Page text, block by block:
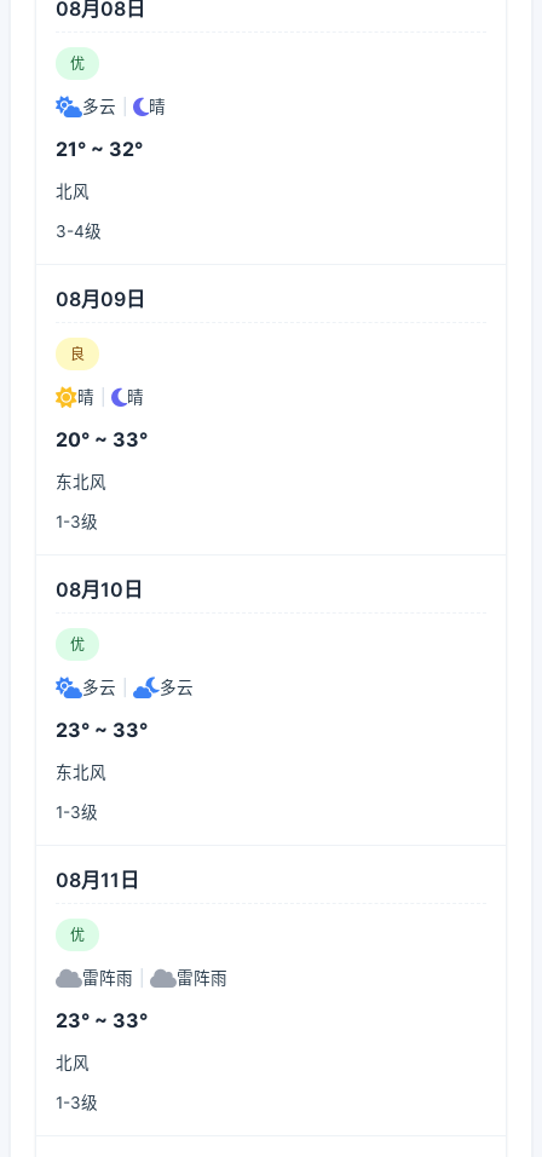
08月08日
优
多云 晴
21° ~ 32°
北风
3-4级
08月09日
良
晴 晴
20° ~ 33°
东北风
1-3级
08月10日
优
多云 多云
23° ~ 33°
东北风
1-3级
08月11日
优
雷阵雨 雷阵雨
23° ~ 33°
北风
1-3级